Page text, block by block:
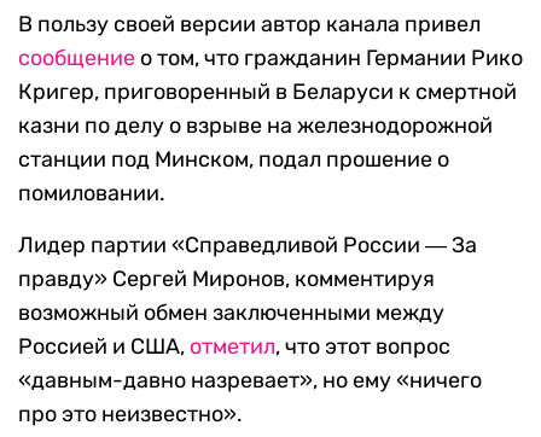
В пользу своей версии автор канала привел
сообщение о том, что гражданин Германии Рико
Кригер, приговоренный в Беларуси к смертной
казни по делу о взрыве на железнодорожной
станции под Минском, подал прошение о
помиловании.
Лидер партии «Справедливой России ― За
правду» Сергей Миронов, комментируя
возможный обмен заключенными между
Россией и США, отметил, что этот вопрос
«давным-давно назревает», но ему «ничего
про это неизвестно».